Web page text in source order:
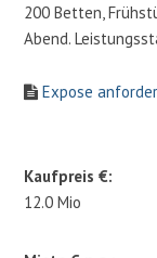
200 Betten,
Abend.
Expose
Kaufpreis €:
12.0 Mio